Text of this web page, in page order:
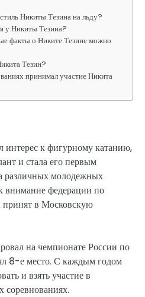
Никиты Тезина на льду?
у Никиты Тезина?
факты о Никите Тезине можно
Тезин?
принимал участие Никита
интерес к фигурному катанию,
и стала его первым
различных молодежных
внимание федерации по
в Московскую
на чемпионате России по
8-е место. С каждым годом
и взять участие в